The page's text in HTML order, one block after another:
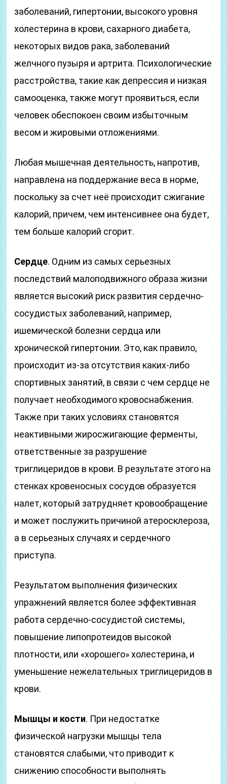
заболеваний, гипертонии, высокого уровня
холестерина в крови, сахарного диабета,
некоторых видов рака, заболеваний
желчного пузыря и артрита. Психологические
расстройства, такие как депрессия и низкая
самооценка, также могут проявиться, если
человек обеспокоен своим избыточным
весом и жировыми отложениями.
Любая мышечная деятельность, напротив,
направлена на поддержание веса в норме,
поскольку за счет неё происходит сжигание
калорий, причем, чем интенсивнее она будет,
тем больше калорий сгорит.
Сердце. Одним из самых серьезных
последствий малоподвижного образа жизни
является высокий риск развития сердечно-
сосудистых заболеваний, например,
ишемической болезни сердца или
хронической гипертонии. Это, как правило,
происходит из-за отсутствия каких-либо
спортивных занятий, в связи с чем сердце не
получает необходимого кровоснабжения.
Также при таких условиях становятся
неактивными жиросжигающие ферменты,
ответственные за разрушение
триглицеридов в крови. В результате этого на
стенках кровеносных сосудов образуется
налет, который затрудняет кровообращение
и может послужить причиной атеросклероза,
а в серьезных случаях и сердечного
приступа.
Результатом выполнения физических
упражнений является более эффективная
работа сердечно-сосудистой системы,
повышение липопротеидов высокой
плотности, или «хорошего» холестерина, и
уменьшение нежелательных триглицеридов в
крови.
Мышцы и кости. При недостатке
физической нагрузки мышцы тела
становятся слабыми, что приводит к
снижению способности выполнять